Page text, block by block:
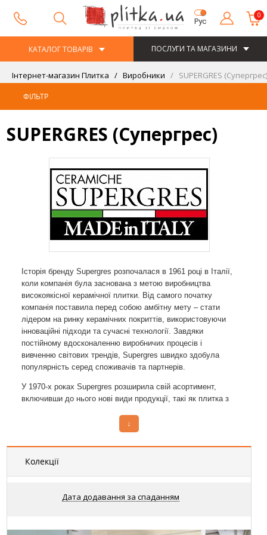
Рус
0
КАТАЛОГ ТОВАРІВ ПОСЛУГИ ТА МАГАЗИНИ
Інтернет-магазин Плитка Виробники SUPERGRES (Супергрес)
ФІЛЬТР
SUPERGRES (Супергрес)
Історія бренду Supergres розпочалася в 1961 році в Італії,
коли компанія була заснована з метою виробництва
високоякісної керамічної плитки. Від самого початку
компанія поставила перед собою амбітну мету – стати
лідером на ринку керамічних покриттів, використовуючи
інноваційні підходи та сучасні технології. Завдяки
постійному вдосконаленню виробничих процесів і
вивченню світових трендів, Supergres швидко здобула
популярність серед споживачів та партнерів.
У 1970-х роках Supergres розширила свій асортимент,
включивши до нього нові види продукції, такі як плитка з
можливим завдяки використанню передових технологій і
матеріалів, що дозволили досягти високої якості та
естетичної привабливості продукції. У цей період компанія
також почала активно виходити на міжнародні ринки,
У 1990-х роках Supergres стала частиною групи Concorde,
↓
Колекції
Дата додавання за спаданням